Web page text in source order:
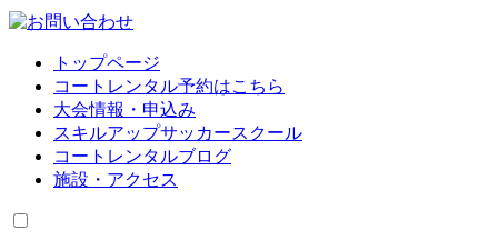
トップページ
コートレンタル予約はこちら
大会情報・申込み
スキルアップサッカースクール
コートレンタルブログ
施設・アクセス